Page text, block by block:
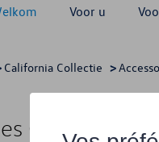
Voor u
California Collectie >
California,